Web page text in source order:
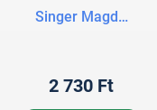
Singer Magdolna
2 730 Ft